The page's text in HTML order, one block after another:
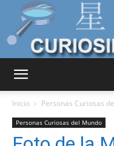
Inicio Personas Curiosas
Personas Curiosas del Mundo